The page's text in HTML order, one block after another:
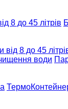
8 до 45 літрів
від 8 до 45
води